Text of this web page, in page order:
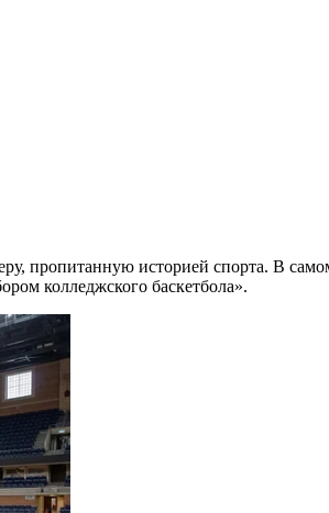
пропитанную историей спорта. В
колледжского баскетбола».